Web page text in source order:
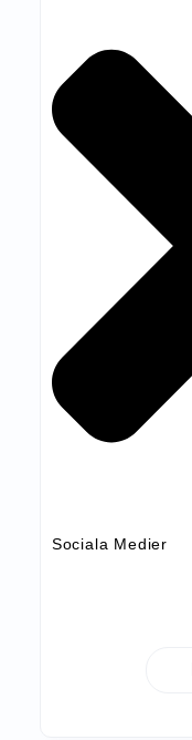
Sociala Medier